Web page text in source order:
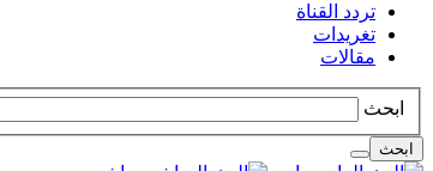
تردد القناة
تغريدات
مقالات
ابحث
ابحث